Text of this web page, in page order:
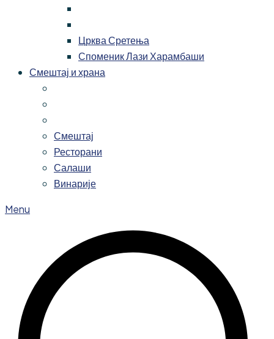
Црква Сретења
Споменик Лази Харамбаши
Смештај и храна
Смештај
Ресторани
Салаши
Винарије
Menu